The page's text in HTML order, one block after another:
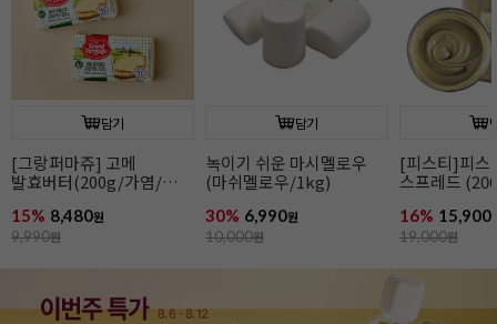
담기
[그랑퍼마쥬] 고메
발효버터(200g/가염/
15% 8,480원
9,990원
담기
녹이기 쉬운 마시멜로우
(마쉬멜로우/1kg)
30% 6,990원
10,000원
[피스티]피스
스프레드
16% 15,900
19,000원